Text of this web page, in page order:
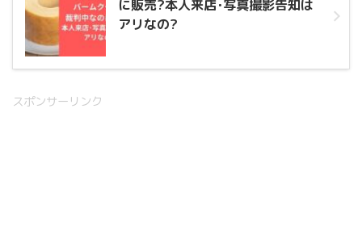
に販売?本人来店･写真撮影告知は
アリなの?
スポンサーリンク